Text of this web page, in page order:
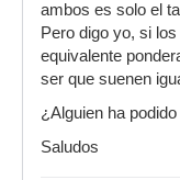
ambos es solo el
Pero digo yo, si
equivalente
ser que suenen
¿Alguien ha
Saludos